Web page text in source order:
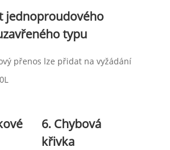
jednoproudového
typu
přenos lze přidat na vyžádání
6. Chybová
křivka